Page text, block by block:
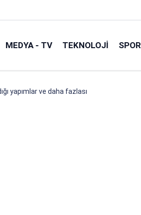
MEDYA - TV TEKNOLOJI SPOR
yapımlar ve daha fazlası